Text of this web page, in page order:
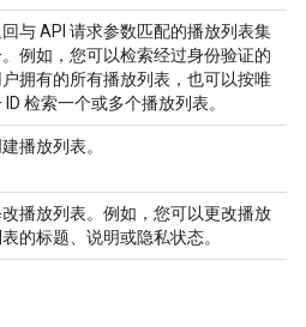
与 API 请求参数匹配的播放列表集
例如，您可以检索经过身份验证的
户拥有的所有播放列表，也可以按唯
ID 检索一个或多个播放列表。
播放列表。
播放列表。例如，您可以更改播放
的标题、说明或隐私状态。